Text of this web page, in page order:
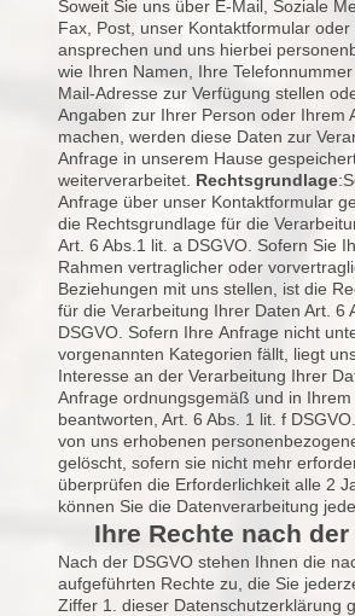
Soweit Sie uns über E-Mail, Soziale
Fax, Post, unser Kontaktformular oder
ansprechen und uns hierbei
wie Ihren Namen, Ihre
Mail-Adresse zur Verfügung stellen
Angaben zur Ihrer Person oder Ihrem
machen, werden diese Daten zur
Anfrage in unserem Hause
weiterverarbeitet. Rechtsgrundlage
Anfrage über unser Kontaktformular
die Rechtsgrundlage für die
Art. 6 Abs.1 lit. a DSGVO. Sofern Sie
Rahmen vertraglicher oder
Beziehungen mit uns stellen, ist die
für die Verarbeitung Ihrer Daten Art. 6
DSGVO. Sofern Ihre Anfrage nicht
vorgenannten Kategorien fällt, liegt
Interesse an der Verarbeitung Ihrer
Anfrage ordnungsgemäß und in Ihrem
beantworten, Art. 6 Abs. 1 lit. f DSGVO.
von uns erhobenen
gelöscht, sofern sie nicht mehr
überprüfen die Erforderlichkeit alle 2
können Sie die Datenverarbeitung
Ihre Rechte nach der
Nach der DSGVO stehen Ihnen die
aufgeführten Rechte zu, die Sie
Ziffer 1. dieser Datenschutzerklärung